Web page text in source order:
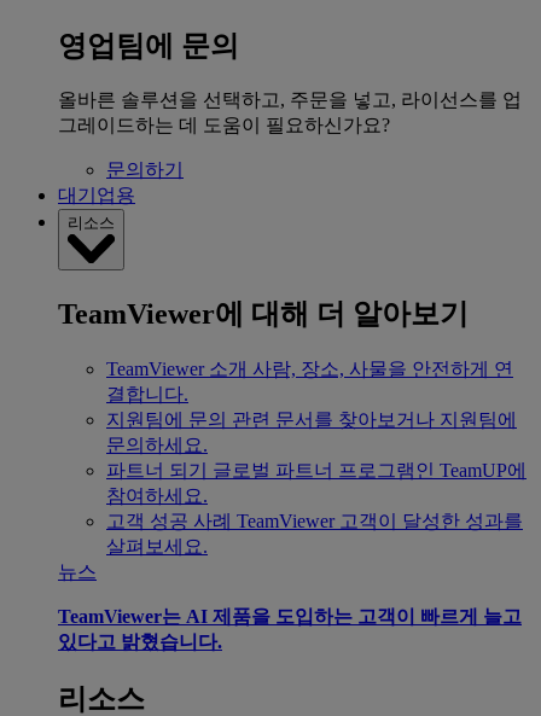
영업팀에 문의
올바른 솔루션을 선택하고, 주문을 넣고, 라이선스를 업
그레이드하는 데 도움이 필요하신가요?
문의하기
대기업용
리소스
TeamViewer에 대해 더 알아보기
TeamViewer 소개 사람, 장소, 사물을 안전하게 연
결합니다.
지원팀에 문의 관련 문서를 찾아보거나 지원팀에
문의하세요.
파트너 되기
글로벌 파트너 프로그램인 TeamUP에
참여하세요.
고객 성공 사례 TeamViewer 고객이 달성한 성과를
살펴보세요.
뉴스
TeamViewer는 AI 제품을 도입하는 고객이 빠르게 늘고
있다고 밝혔습니다.
리소스